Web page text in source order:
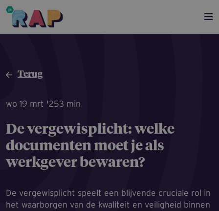
Overslaan en naar de inhoud gaan
Terug
wo 19 mrt '253 min
De vergewis­plicht: welke
documenten moet je als
werkgever bewaren?
De vergewisplicht speelt een blijvende cruciale rol in
het waarborgen van de kwaliteit en veiligheid binnen